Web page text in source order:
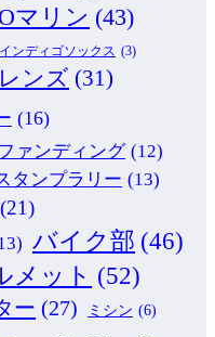
マリン (43)
インディゴソックス (3)
ンズ (31)
(16)
ァンディング (12)
タンプラリー (13)
(21)
バイク部 (46)
メット (52)
ー (27) ミシン (6)